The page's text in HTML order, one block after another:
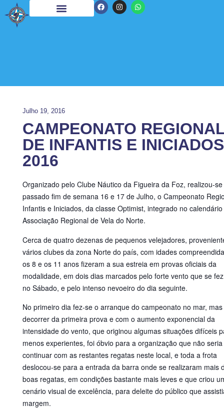
Julho 19, 2016
CAMPEONATO
DE INFANTIS E INICIADOS
2016
Organizado pelo Clube Náutico da Figueira da Foz, realizou-
passado fim de semana 16 e 17 de Julho, o Campeonato
Infantis e Iniciados, da classe Optimist, integrado no
Associação Regional de Vela do Norte.
Cerca de quatro dezenas de pequenos velejadores,
vários clubes da zona Norte do país, com idades
os 8 e os 11 anos fizeram a sua estreia em provas oficiais da
modalidade, em dois dias marcados pelo forte vento que se
no Sábado, e pelo intenso nevoeiro do dia seguinte.
No primeiro dia fez-se o arranque do campeonato no mar,
decorrer da primeira prova e com o aumento exponencial da
intensidade do vento, que originou algumas situações difíceis
menos experientes, foi óbvio para a organização que não
continuar com as restantes regatas neste local, e toda a frota
deslocou-se para a entrada da barra onde se realizaram mais
boas regatas, em condições bastante mais leves e que criou
cenário visual de excelência, para deleite do público que
margem.